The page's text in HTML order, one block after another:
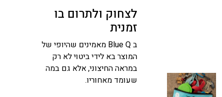
לצחוק ולתרום בו
זמנית
ב Blue Q מאמינים שהיופי של
המוצר בא לידי ביטוי לא רק
במראה החיצוני, אלא גם במה
שעומד מאחוריו.